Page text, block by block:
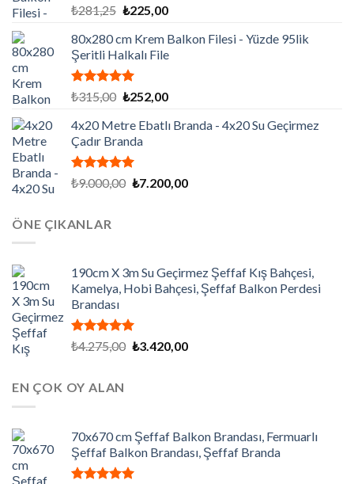
5 üzerinden
oy
aldı
₺281,25 Orijinal
₺281,25.
₺225,00Şu
fiyat:
₺225,00.
80x280 cm Krem Balkon Filesi - Yüzde 95lik
Şeritli Halkalı File
5 üzerinden
oy
aldı
₺315,00 Orijinal
₺315,00.
₺252,00Şu
fiyat:
4x20 Metre Ebatlı Branda - 4x20 Su Geçirmez
Çadır Branda
5 üzerinden
oy
₺9.000,00 Orijinal
₺7.200,00Şu
ÖNE ÇIKANLAR
190cm X 3m Su Geçirmez Şeffaf Kış Bahçesi,
Kamelya, Hobi Bahçesi, Şeffaf Balkon Perdesi
Brandası
5 üzerinden
oy
₺4.275,00 Orijinal
₺3.420,00Şu
EN ÇOK OY ALAN
70x670 cm Şeffaf Balkon Brandası, Fermuarlı
Şeffaf Balkon Brandası, Şeffaf Branda